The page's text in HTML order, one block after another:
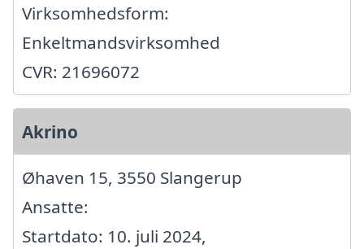
Virksomhedsform:
Enkeltmandsvirksomhed
CVR: 21696072
Akrino
Øhaven 15, 3550 Slangerup
Ansatte:
Startdato: 10. juli 2024,